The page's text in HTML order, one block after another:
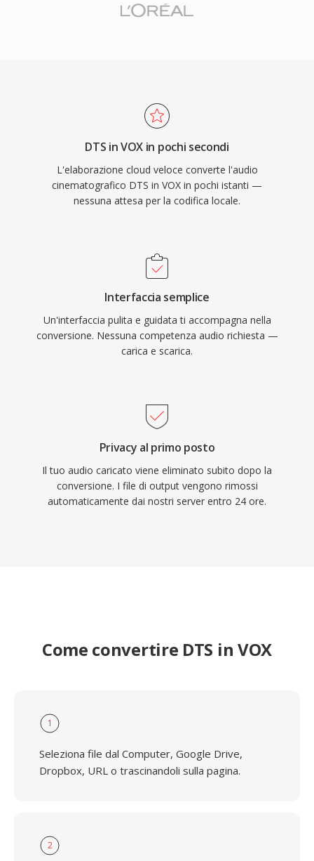
DTS in VOX in pochi secondi
L'elaborazione cloud veloce converte l'audio
cinematografico DTS in VOX in pochi istanti —
nessuna attesa per la codifica locale.
Interfaccia semplice
Un'interfaccia pulita e guidata ti accompagna nella
conversione. Nessuna competenza audio richiesta —
carica e scarica.
Privacy al primo posto
Il tuo audio caricato viene eliminato subito dopo la
conversione. I file di output vengono rimossi
automaticamente dai nostri server entro 24 ore.
Come convertire DTS in VOX
1
Seleziona file dal Computer, Google Drive,
Dropbox, URL o trascinandoli sulla pagina.
2